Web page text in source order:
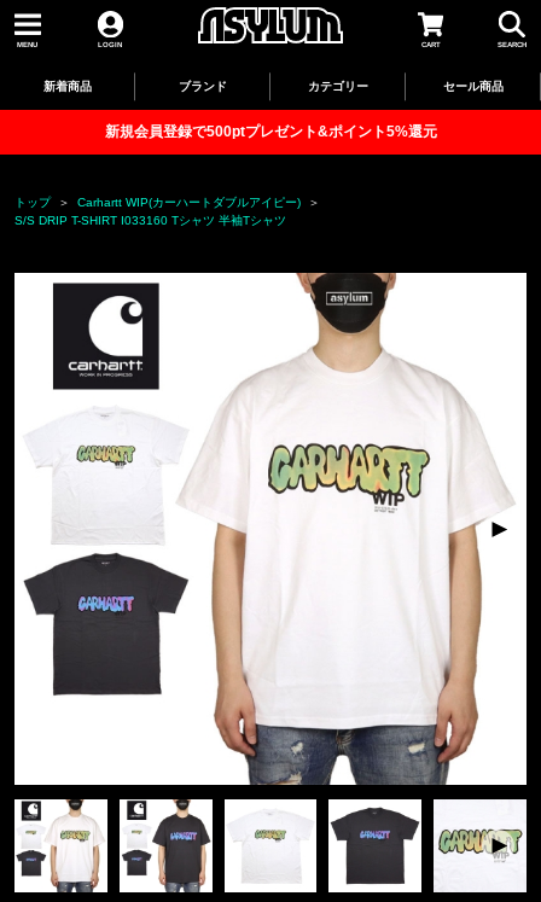
MENU LOGIN CART SEARCH
新着商品 ブランド カテゴリー セール商品
新規会員登録で500ptプレゼント&ポイント5%還元
トップ
Carhartt WIP(カーハートダブルアイピー)
S/S DRIP T-SHIRT I033160 Tシャツ 半袖Tシャツ